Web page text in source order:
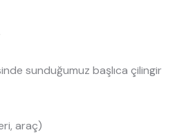
sunduğumuz başlıca çilingir
araç)